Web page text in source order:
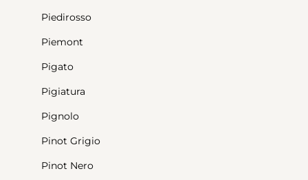
Piedirosso
Piemont
Pigato
Pigiatura
Pignolo
Pinot Grigio
Pinot Nero